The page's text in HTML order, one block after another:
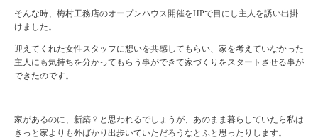
そんな時、梅村工務店のオープンハウス開催をHPで目にし主人を誘い出掛
けました。
迎えてくれた女性スタッフに想いを共感してもらい、家を考えていなかった
主人にも気持ちを分かってもらう事ができて家づくりをスタートさせる事が
できたのです。
家があるのに、新築？と思われるでしょうが、あのまま暮らしていたら私は
きっと家よりも外ばかり出歩いていただろうなとふと思ったりします。